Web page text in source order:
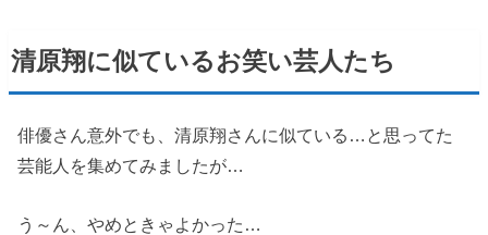
清原翔に似ているお笑い芸人たち
俳優さん意外でも、清原翔さんに似ている…と思ってた
芸能人を集めてみましたが…
う～ん、やめときゃよかった…